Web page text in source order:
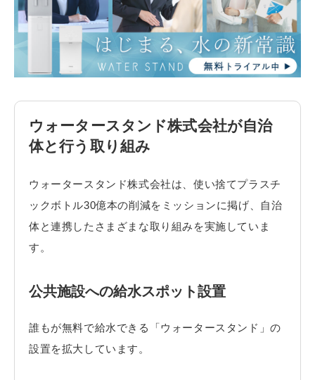
ウォータースタンド株式会社が自治
体と行う取り組み
ウォータースタンド株式会社は、使い捨てプラスチ
ックボトル30億本の削減をミッションに掲げ、自治
体と連携したさまざまな取り組みを実施していま
す。
公共施設への給水スポット設置
誰もが無料で給水できる「ウォータースタンド」の
設置を拡大しています。